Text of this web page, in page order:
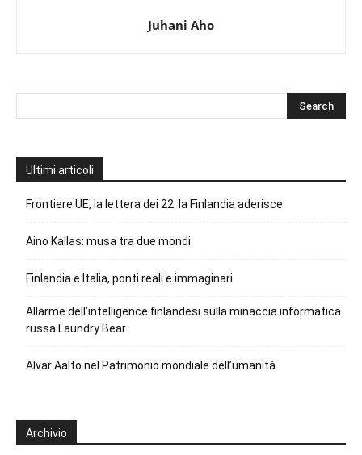
Juhani Aho
Ultimi articoli
Frontiere UE, la lettera dei 22: la Finlandia aderisce
Aino Kallas: musa tra due mondi
Finlandia e Italia, ponti reali e immaginari
Allarme dell’intelligence finlandesi sulla minaccia informatica
russa Laundry Bear
Alvar Aalto nel Patrimonio mondiale dell’umanità
Archivio